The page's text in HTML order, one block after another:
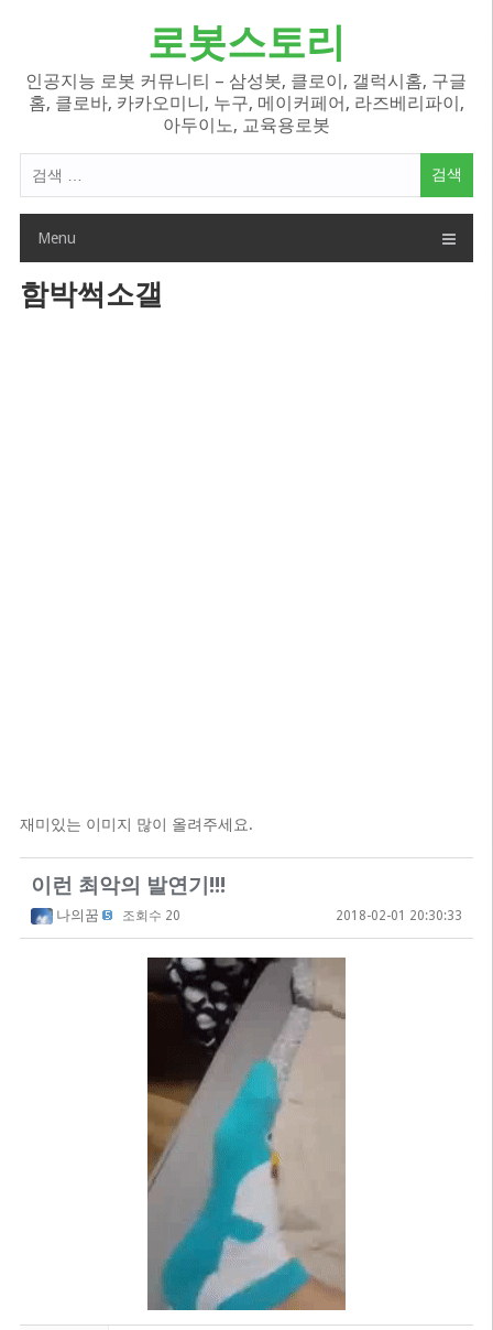
로봇스토리
인공지능 로봇 커뮤니티 – 삼성봇, 클로이, 갤럭시홈, 구글
홈, 클로바, 카카오미니, 누구, 메이커페어, 라즈베리파이,
아두이노, 교육용로봇
색
Menu
함박썩소갤
재미있는 이미지 많이 올려주세요.
이런 최악의 발연기!!!
나의꿈 조회수 20 2018-02-01 20:30:33